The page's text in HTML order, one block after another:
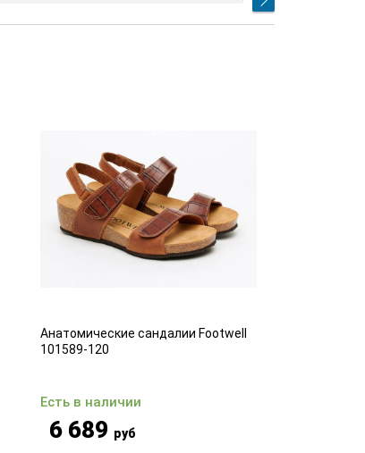
Анатомические сандалии Footwell
101589-120
Есть в наличии
6 689 руб